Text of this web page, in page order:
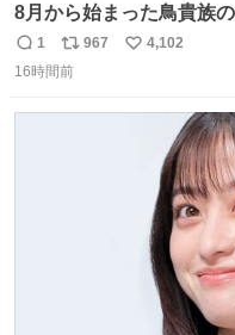
8月から始まった鳥貴族
うますぎでした 信じて
返
信
1
リ
ポ
967
い
4,102
16時間前